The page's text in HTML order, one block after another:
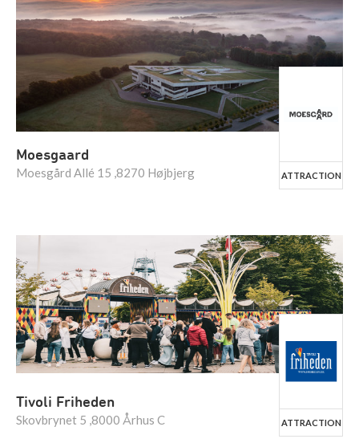
Moesgaard
Moesgård Allé 15 ,8270 Højbjerg ATTRACTION
Tivoli Friheden
Skovbrynet 5 ,8000 Århus C ATTRACTION